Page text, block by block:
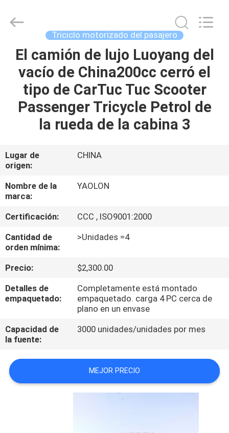
HOGAR
PRODUCTOS
SOBRE
VIAJE
DE
LA
FÁBRICA
CONTROL
DE
CALIDAD
ÉNTRENOS
EN
CONTACTO
CON
Tricycle
Motorcycle
Reserved.
Triciclo motorizado del pasajero
El camión de lujo Luoyang del
vacío de China200cc cerró el
tipo de CarTuc Tuc Scooter
Passenger Tricycle Petrol de
la rueda de la cabina 3
Lugar de
origen:
CHINA
Nombre de la
marca:
YAOLON
Certificación:
CCC , ISO9001:2000
Cantidad de
orden mínima:
>Unidades =4
Precio:
$2,300.00
Detalles de
empaquetado:
Completamente está montado
empaquetado. carga 4 PC cerca de
plano en un envase
Capacidad de
la fuente:
3000 unidades/unidades por mes
MEJOR PRECIO